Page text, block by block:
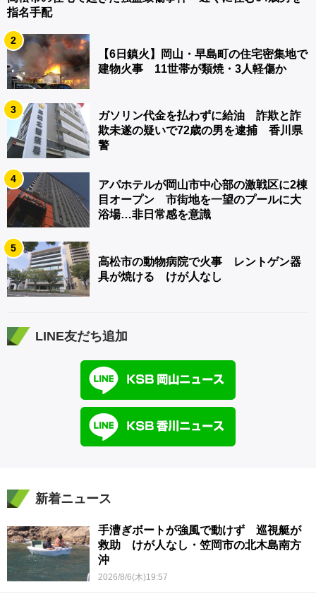
指名手配
2
【6日鎮火】岡山・早島町の住宅密集地で
建物火事 11世帯が類焼・3人軽傷か
3
ガソリン代金を払わずに給油 詐欺と詐
欺未遂の疑いで72歳の男を逮捕 香川県
警
4
アパホテルが岡山市中心部の激戦区に2棟
目オープン 市街地を一望のプールに大
浴場…非日常感を意識
5
高松市の動物病院で火事 レントゲン器
具が焼ける けが人なし
LINE友だち追加
新着ニュース
手漕ぎボートが強風で動けず 巡視艇が
救助 けが人なし・笠岡市の北木島南方
沖
2026/8/6(木)19:57